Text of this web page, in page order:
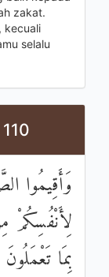
zakat.
kecuali
selalu
وَأَقِيمُوا
لِأَنْفُسِكُمْ
بِمَا